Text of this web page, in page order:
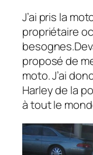
J’ai pris la
propriétaire
proposé de
moto. J’ai
Harley de la
à tout le